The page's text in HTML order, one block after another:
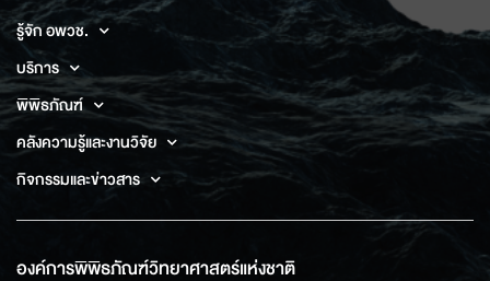
รู้จัก อพวช.
บริการ
พิพิธภัณฑ์
คลังความรู้และงานวิจัย
กิจกรรมและข่าวสาร
องค์การพิพิธภัณฑ์วิทยาศาสตร์แห่งชาติ